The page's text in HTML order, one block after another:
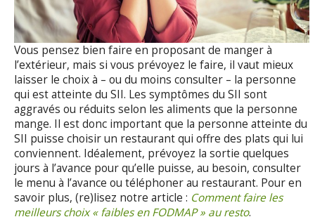
Vous pensez bien faire en proposant de manger à
l’extérieur, mais si vous prévoyez le faire, il vaut mieux
laisser le choix à – ou du moins consulter – la personne
qui est atteinte du SII. Les symptômes du SII sont
aggravés ou réduits selon les aliments que la personne
mange. Il est donc important que la personne atteinte du
SII puisse choisir un restaurant qui offre des plats qui lui
conviennent. Idéalement, prévoyez la sortie quelques
jours à l’avance pour qu’elle puisse, au besoin, consulter
le menu à l’avance ou téléphoner au restaurant. Pour en
savoir plus, (re)lisez notre article : Comment faire les
meilleurs choix « faibles en FODMAP » au resto.